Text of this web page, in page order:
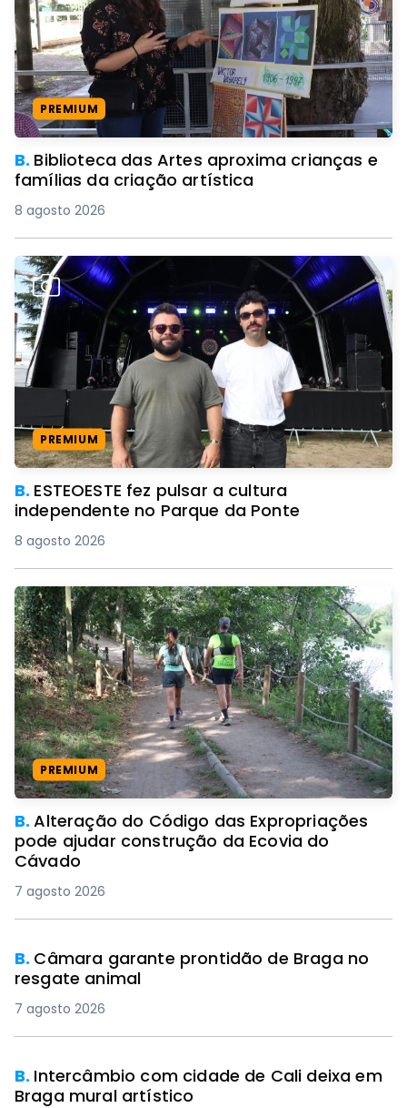
PREMIUM
B. Biblioteca das Artes aproxima crianças e
famílias da criação artística
8 agosto 2026
PREMIUM
B. ESTEOESTE fez pulsar a cultura
independente no Parque da Ponte
8 agosto 2026
PREMIUM
B.Alteração do Código das Expropriações
pode ajudar construção da Ecovia do
Cávado
7 agosto 2026
B. Câmara garante prontidão de Braga no
resgate animal
7 agosto 2026
B. Intercâmbio com cidade de Cali deixa em
Braga mural artístico